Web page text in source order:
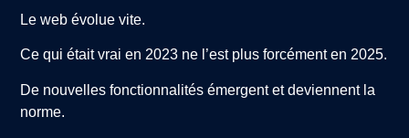
Le web évolue vite.
Ce qui était vrai en 2023 ne l’est plus forcément en 2025.
De nouvelles fonctionnalités émergent et deviennent la
norme.